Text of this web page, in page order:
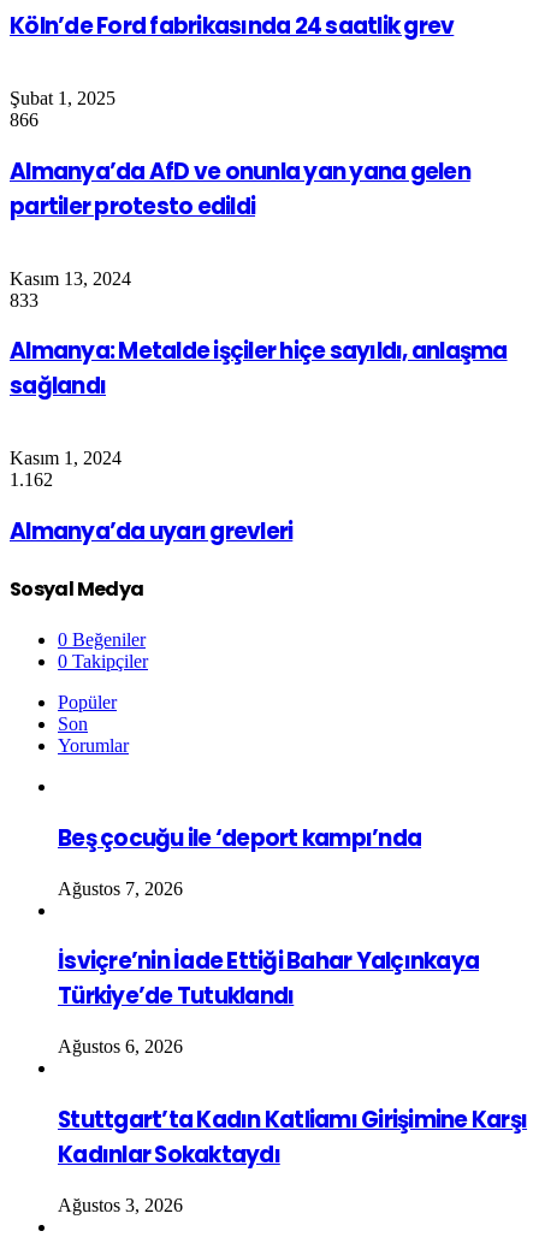
Köln’de Ford fabrikasında 24 saatlik grev
Şubat 1, 2025
866
Almanya’da AfD ve onunla yan yana gelen
partiler protesto edildi
Kasım 13, 2024
833
Almanya: Metalde işçiler hiçe sayıldı, anlaşma
sağlandı
Kasım 1, 2024
1.162
Almanya’da uyarı grevleri
Sosyal Medya
0 Beğeniler
0 Takipçiler
Popüler
Son
Yorumlar
Beş çocuğu ile ‘deport kampı’nda
Ağustos 7, 2026
İsviçre’nin İade Ettiği Bahar Yalçınkaya
Türkiye’de Tutuklandı
Ağustos 6, 2026
Stuttgart’ta Kadın Katliamı Girişimine Karşı
Kadınlar Sokaktaydı
Ağustos 3, 2026